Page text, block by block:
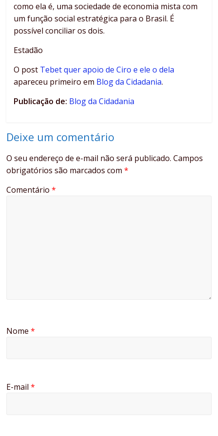
como ela é, uma sociedade de economia mista com
um função social estratégica para o Brasil. É
possível conciliar os dois.
Estadão
O post Tebet quer apoio de Ciro e ele o dela
apareceu primeiro em Blog da Cidadania.
Publicação de: Blog da Cidadania
Deixe um comentário
O seu endereço de e-mail não será publicado. Campos
obrigatórios são marcados com*
Comentário*
Nome*
E-mail*